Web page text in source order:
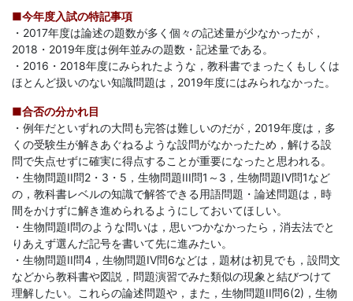
で
は
の
「合
格
直
結
の
■今年度入試の特記事項
・2017年度は論述の題数が多く個々の記述量が少なかったが，
2018・2019年度は例年並みの題数・記述量である。
・2016・2018年度にみられたような，教科書でまったくもしくは
ほとんど扱いのない知識問題は，2019年度にはみられなかった。
■合否の分かれ目
・例年だといずれの大問も完答は難しいのだが，2019年度は，多
くの受験生が解きあぐねるような設問がなかったため，解ける設
問で失点せずに確実に得点することが重要になったと思われる。
・生物問題II問2・3・5，生物問題III問1～3，生物問題IV問1など
の，教科書レベルの知識で解答できる用語問題・論述問題は，時
間をかけずに解き進められるようにしておいてほしい。
・生物問題I問のような問いは，思いつかなかったら，消去法でと
りあえず選んだ記号を書いて先に進みたい。
・生物問題II問4，生物問題IV問6などは，題材は初見でも，設問文
などから教科書や図説，問題演習でみた類似の現象と結びつけて
理解したい。これらの論述問題や，また，生物問題II問6(2)，生物